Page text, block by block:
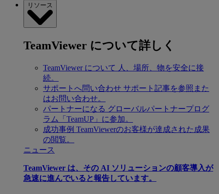
リソース
TeamViewer について詳しく
TeamViewer について 人、場所、物を安全に接
続。
サポートへ問い合わせ サポート記事を参照また
はお問い合わせ。
パートナーになる グローバルパートナープログ
ラム「TeamUP」に参加。
成功事例 TeamViewerのお客様が達成された成果
の閲覧。
ニュース
TeamViewer は、その AI ソリューションの顧客導入が
急速に進んでいると報告しています。